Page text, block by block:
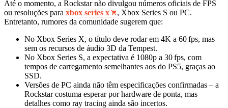
Até o momento, a Rockstar não divulgou números oficiais de FPS
ou resoluções para xbox series x
, Xbox Series S ou PC.
Entretanto, rumores da comunidade sugerem que:
No Xbox Series X, o título deve rodar em 4K a 60 fps, mas
sem os recursos de áudio 3D da Tempest.
No Xbox Series S, a expectativa é 1080p a 30 fps, com
tempos de carregamento semelhantes aos do PS5, graças ao
SSD.
Versões de PC ainda não têm especificações confirmadas – a
Rockstar costuma esperar por hardware de ponta, mas
detalhes como ray tracing ainda são incertos.